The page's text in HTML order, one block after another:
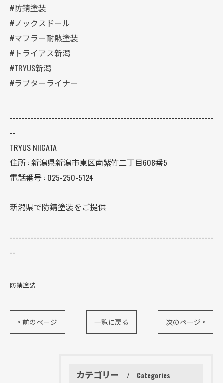
#防錆塗装
#ノックスドール
#マフラー耐熱塗装
#トライアス新潟
#TRYUS新潟
#ラプターライナー
--------------------------------------------------------------------
--
TRYUS NIIGATA
住所 : 新潟県新潟市東区南紫竹二丁目608番5
電話番号 : 025-250-5124
新潟県で防錆塗装をご提供
--------------------------------------------------------------------
--
防錆塗装
< 前のページ 一覧に戻る 次のページ >
カテゴリー Categories